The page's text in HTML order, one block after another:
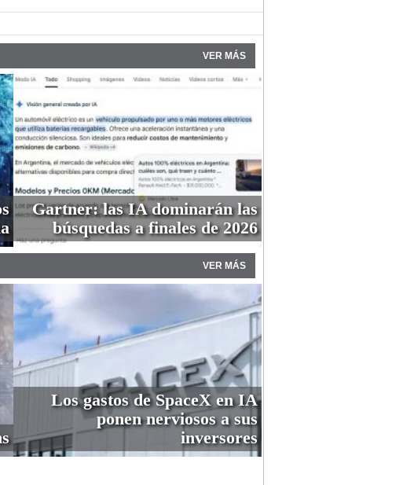
VER MÁS
Gartner: las IA dominarán las
búsquedas a finales de 2026
VER MÁS
Los gastos de SpaceX en IA
ponen nerviosos a sus
inversores